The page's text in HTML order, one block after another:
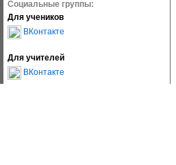
Социальные группы:
Для учеников
ВКонтакте
Для учителей
ВКонтакте